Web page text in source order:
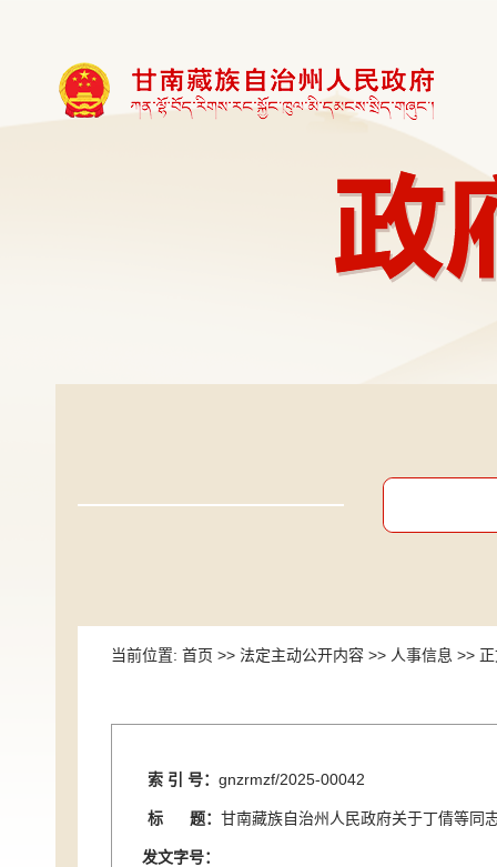
当前位置: 首页 >> 法定主动公开内容 >> 人事信息 >>
索 引 号： gnzrmzf/2025-00042
标 题： 甘南藏族自治州人民政府关于丁倩等同
发文字号：